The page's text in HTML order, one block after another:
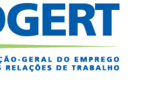
Instituto Público a quem compete
educativa e formativa de dupla
e de adultos, bem como o
Validação e
Competências (RVCC)